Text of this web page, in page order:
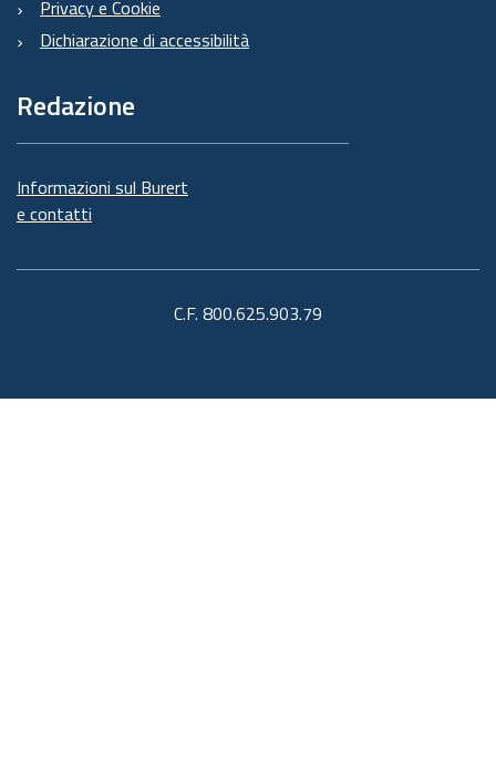
Privacy e Cookie
Dichiarazione di accessibilità
Redazione
Informazioni sul Burert
e contatti
C.F. 800.625.903.79